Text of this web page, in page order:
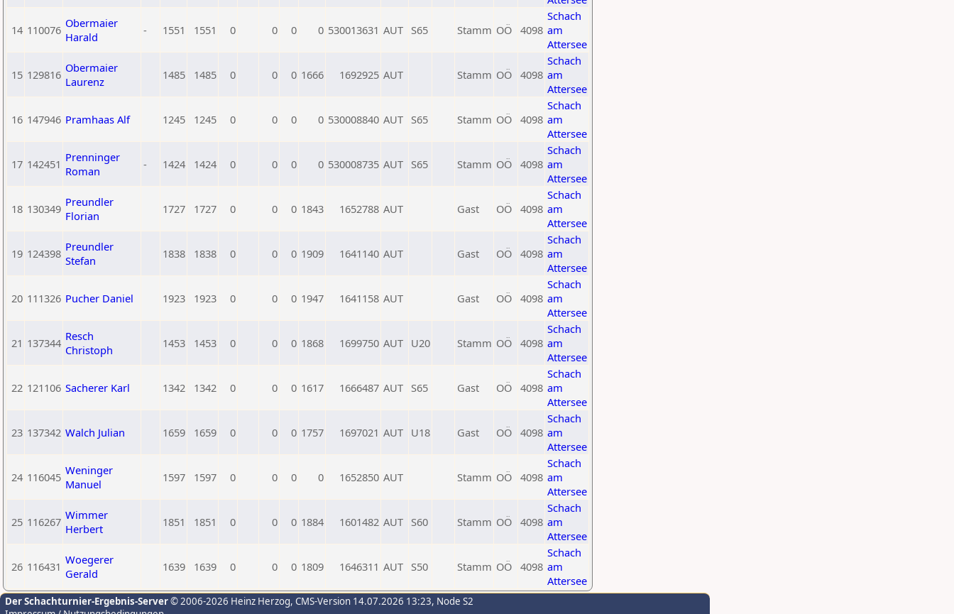
14 110076 Obermaier
Harald
- 1551 1551 0 0 0 0 530013631 AUT S65 Stamm OÖ 4098
Schach
am
Attersee
15 129816 Obermaier
Laurenz
1485 1485 0 0 0 1666 1692925 AUT Stamm OÖ 4098
Schach
am
Attersee
16 147946 Pramhaas Alf 1245 1245 0 0 0 0 530008840 AUT S65 Stamm OÖ 4098
Schach
am
Attersee
17 142451 Prenninger
Roman
- 1424 1424 0 0 0 0 530008735 AUT S65 Stamm OÖ 4098
Schach
am
Attersee
18 130349 Preundler
Florian
1727 1727 0 0 0 1843 1652788 AUT Gast OÖ 4098
Schach
am
Attersee
19 124398 Preundler
Stefan
1838 1838 0 0 0 1909 1641140 AUT Gast OÖ 4098
Schach
am
Attersee
20 111326 Pucher Daniel 1923 1923 0 0 0 1947 1641158 AUT Gast OÖ 4098
Schach
am
Attersee
21 137344 Resch
Christoph
1453 1453 0 0 0 1868 1699750 AUT U20 Stamm OÖ 4098
Schach
am
Attersee
22 121106 Sacherer Karl 1342 1342 0 0 0 1617 1666487 AUT S65 Gast OÖ 4098
Schach
am
Attersee
23 137342 Walch Julian 1659 1659 0 0 0 1757 1697021 AUT U18 Gast OÖ 4098
Schach
am
Attersee
24 116045 Weninger
Manuel
1597 1597 0 0 0 0 1652850 AUT Stamm OÖ 4098
Schach
am
Attersee
25 116267 Wimmer
Herbert
1851 1851 0 0 0 1884 1601482 AUT S60 Stamm OÖ 4098
Schach
am
Attersee
26 116431 Woegerer
Gerald
1639 1639 0 0 0 1809 1646311 AUT S50 Stamm OÖ 4098
Schach
am
Attersee
Der Schachturnier-Ergebnis-Server© 2006-2026 Heinz Herzog, CMS-Version 14.07.2026 13:23, Node S2